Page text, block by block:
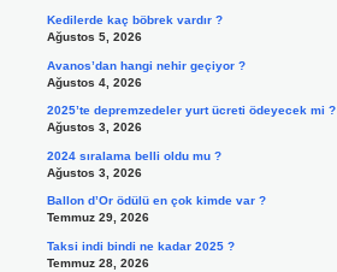
Kedilerde kaç böbrek vardır ?
Ağustos 5, 2026
Avanos’dan hangi nehir geçiyor ?
Ağustos 4, 2026
2025’te depremzedeler yurt ücreti ödeyecek mi ?
Ağustos 3, 2026
2024 sıralama belli oldu mu ?
Ağustos 3, 2026
Ballon d’Or ödülü en çok kimde var ?
Temmuz 29, 2026
Taksi indi bindi ne kadar 2025 ?
Temmuz 28, 2026